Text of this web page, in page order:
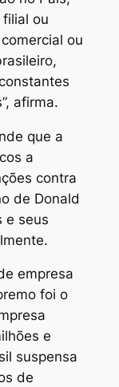
ou
ou
afirma.
que a
a
contra
de Donald
e seus
empresa
foi o
e
suspensa
de